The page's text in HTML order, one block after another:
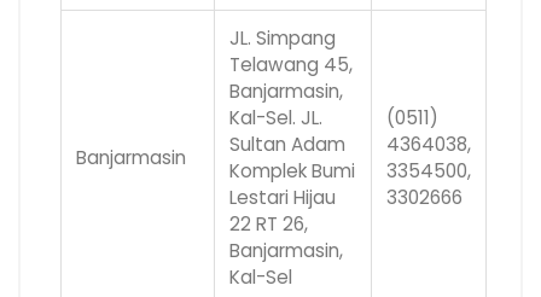
Banjarmasin
JL. Simpang
Telawang 45,
Banjarmasin,
Kal-Sel. JL.
Sultan Adam
Komplek Bumi
Lestari Hijau
22 RT 26,
Banjarmasin,
Kal-Sel
(0511)
4364038,
3354500,
3302666